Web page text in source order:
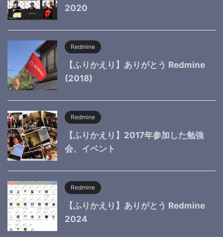
2020
Redmine
【ふりかえり】ありがとう Redmine
(2018)
Redmine
【ふりかえり】2017年参加した勉強
会、イベント
Redmine
【ふりかえり】ありがとう Redmine
2024